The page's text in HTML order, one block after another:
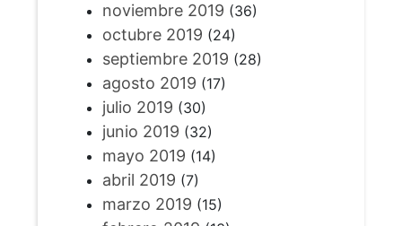
noviembre 2019 (36)
octubre 2019 (24)
septiembre 2019 (28)
agosto 2019 (17)
julio 2019 (30)
junio 2019 (32)
mayo 2019 (14)
abril 2019 (7)
marzo 2019 (15)